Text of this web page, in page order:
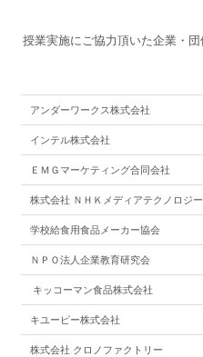
授業実施にご協力頂いた企業・
アンダーワークス株式会社
インテル株式会社
ＥＭＧマーケティング合同会社
株式会社 ＮＨＫメディアテクノロジー
学校給食用食品メーカー協会
ＮＰＯ法人企業教育研究会
キッコーマン食品株式会社
キユーピー株式会社
株式会社 クロノファクトリー